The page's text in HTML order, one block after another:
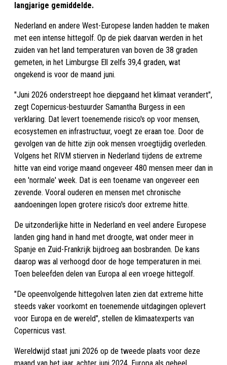
langjarige gemiddelde.
Nederland en andere West-Europese landen hadden te maken
met een intense hittegolf. Op de piek daarvan werden in het
zuiden van het land temperaturen van boven de 38 graden
gemeten, in het Limburgse Ell zelfs 39,4 graden, wat
ongekend is voor de maand juni.
"Juni 2026 onderstreept hoe diepgaand het klimaat verandert",
zegt Copernicus-bestuurder Samantha Burgess in een
verklaring. Dat levert toenemende risico's op voor mensen,
ecosystemen en infrastructuur, voegt ze eraan toe. Door de
gevolgen van de hitte zijn ook mensen vroegtijdig overleden.
Volgens het RIVM stierven in Nederland tijdens de extreme
hitte van eind vorige maand ongeveer 480 mensen meer dan in
een 'normale' week. Dat is een toename van ongeveer een
zevende. Vooral ouderen en mensen met chronische
aandoeningen lopen grotere risico's door extreme hitte.
De uitzonderlijke hitte in Nederland en veel andere Europese
landen ging hand in hand met droogte, wat onder meer in
Spanje en Zuid-Frankrijk bijdroeg aan bosbranden. De kans
daarop was al verhoogd door de hoge temperaturen in mei.
Toen beleefden delen van Europa al een vroege hittegolf.
"De opeenvolgende hittegolven laten zien dat extreme hitte
steeds vaker voorkomt en toenemende uitdagingen oplevert
voor Europa en de wereld", stellen de klimaatexperts van
Copernicus vast.
Wereldwijd staat juni 2026 op de tweede plaats voor deze